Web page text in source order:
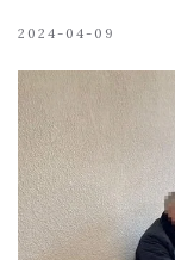
2024-04-09